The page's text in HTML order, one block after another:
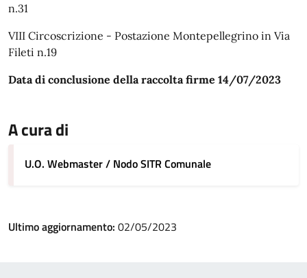
n.31
VIII Circoscrizione - Postazione Montepellegrino in Via
Fileti n.19
Data di conclusione della raccolta firme 14/07/2023
A cura di
U.O. Webmaster / Nodo SITR Comunale
Ultimo aggiornamento: 02/05/2023